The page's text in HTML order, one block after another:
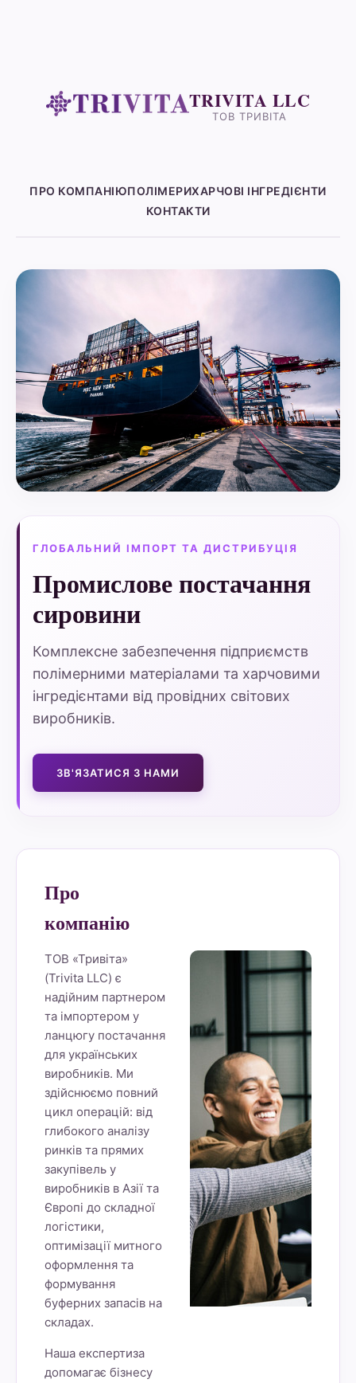
TRIVITA LLC
ТОВ ТРИВІТА
ПРО КОМПАНІЮПОЛІМЕРИХАРЧОВІ ІНГРЕДІЄНТИ
КОНТАКТИ
ГЛОБАЛЬНИЙ ІМПОРТ ТА ДИСТРИБУЦІЯ
Промислове постачання
сировини
Комплексне забезпечення підприємств
полімерними матеріалами та харчовими
інгредієнтами від провідних світових
виробників.
ЗВ'ЯЗАТИСЯ З НАМИ
Про
компанію
ТОВ «Тривіта»
(Trivita LLC) є
надійним партнером
та імпортером у
ланцюгу постачання
для українських
виробників. Ми
здійснюємо повний
цикл операцій: від
глибокого аналізу
ринків та прямих
закупівель у
виробників в Азії та
Європі до складної
логістики,
оптимізації митного
оформлення та
формування
буферних запасів на
складах.
Наша експертиза
допомагає бізнесу